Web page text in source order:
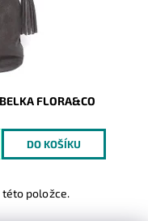
FLORA&CO
této položce.